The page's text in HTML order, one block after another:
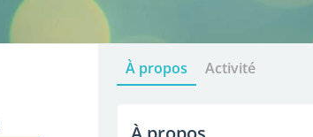
À propos Activité